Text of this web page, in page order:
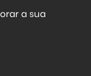
a sua